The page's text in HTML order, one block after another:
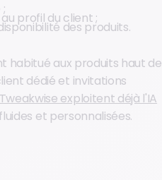
profil du client ;
des produits.
habitué aux produits haut de
dédié et invitations
Tweakwise exploitent déjà l'IA
et personnalisées.